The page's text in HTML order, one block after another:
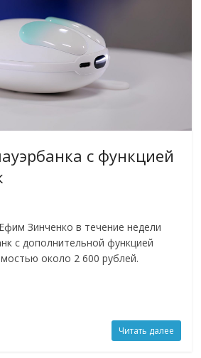
с функцией
Зинченко в течение недели
с дополнительной функцией
около 2 600 рублей.
Читать далее